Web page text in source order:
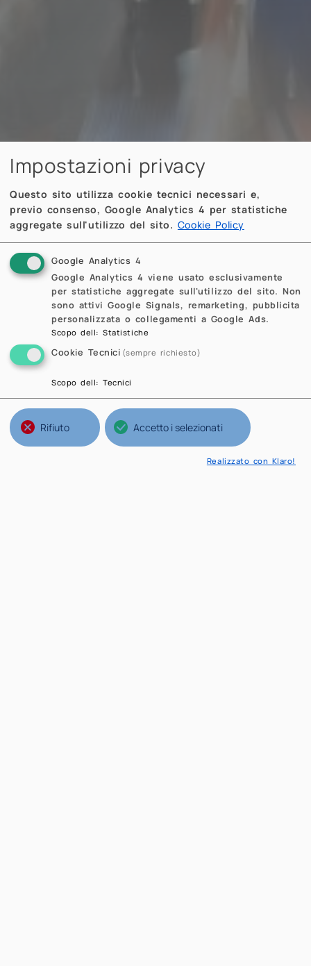
Impostazioni privacy
Questo sito utilizza cookie tecnici necessari e,
previo consenso, Google Analytics 4 per statistiche
aggregate sull'utilizzo del sito. Cookie Policy
Google Analytics 4
Google Analytics 4 viene usato esclusivamente
per statistiche aggregate sull'utilizzo del sito. Non
sono attivi Google Signals, remarketing, pubblicita
personalizzata o collegamenti a Google Ads.
Scopo dell:Statistiche
Cookie Tecnici (sempre richiesto)
Scopo dell:Tecnici
Rifiuto Accetto i selezionati
Realizzato con Klaro!